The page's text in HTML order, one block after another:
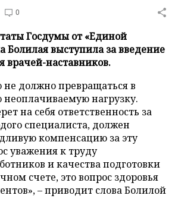
0
Госдумы от «Единой
Болилая выступила за введение
врачей-наставников.
не должно превращаться в
нагрузку.
на себя ответственность за
специалиста, должен
компенсацию за эту
уважения к труду
и качества подготовки
счете, это вопрос здоровья
– приводит слова Болилой